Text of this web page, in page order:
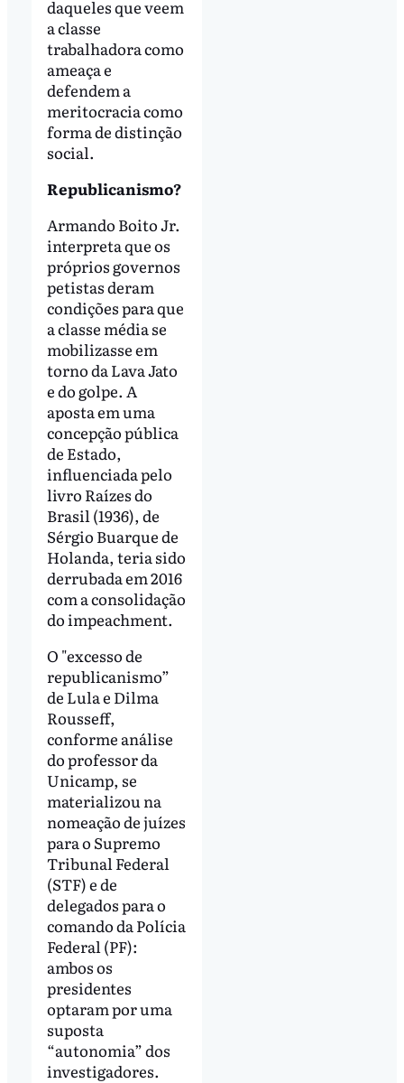
daqueles que veem
a classe
trabalhadora como
ameaça e
defendem a
meritocracia como
forma de distinção
social.
Republicanismo?
Armando Boito Jr.
interpreta que os
próprios governos
petistas deram
condições para que
a classe média se
mobilizasse em
torno da Lava Jato
e do golpe. A
aposta em uma
concepção pública
de Estado,
influenciada pelo
livro Raízes do
Brasil (1936), de
Sérgio Buarque de
Holanda, teria sido
derrubada em 2016
com a consolidação
do impeachment.
O "excesso de
republicanismo”
de Lula e Dilma
Rousseff,
conforme análise
do professor da
Unicamp, se
materializou na
nomeação de juízes
para o Supremo
Tribunal Federal
(STF) e de
delegados para o
comando da Polícia
Federal (PF):
ambos os
presidentes
optaram por uma
suposta
“autonomia” dos
investigadores.